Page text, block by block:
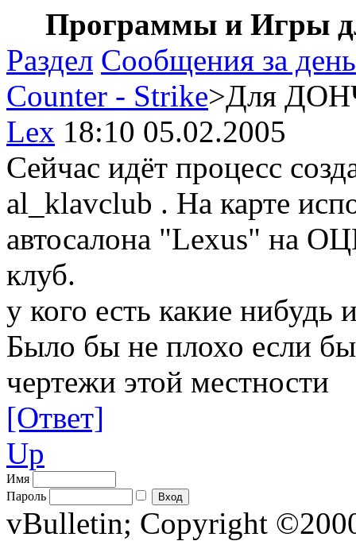
Программы и Игры
Раздел Сообщения за день
Counter - Strike>Для
Lex 18:10 05.02.2005
Сейчас идёт процесс
al_klavclub . На карте
автосалона "Lexus" на
клуб.
у кого есть какие нибудь
Было бы не плохо если
чертежи этой местности
[Ответ]
Up
Имя
Пароль
vBulletin; Copyright